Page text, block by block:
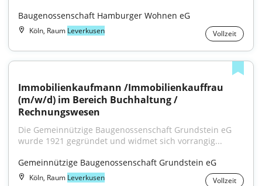
Baugenossenschaft Hamburger Wohnen eG
Köln, Raum Leverkusen Vollzeit
Immobilienkaufmann /Immobilienkauffrau
(m/w/d) im Bereich Buchhaltung /
Rechnungswesen
Die Gemeinnützige Baugenossenschaft Grundstein eG
wurde 1921 gegründet und widmet sich vorrangig...
Gemeinnützige Baugenossenschaft Grundstein eG
Köln, Raum Leverkusen Vollzeit